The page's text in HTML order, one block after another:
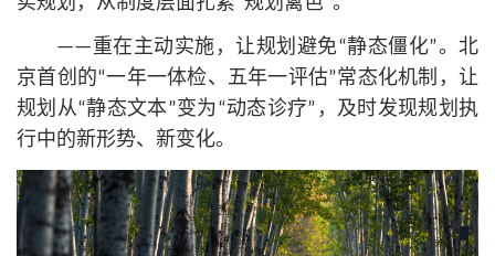
——重在主动实施，让规划避免“静态僵化”。北
京首创的“一年一体检、五年一评估”常态化机制，让
规划从“静态文本”变为“动态诊疗”，及时发现规划执
行中的新形势、新变化。